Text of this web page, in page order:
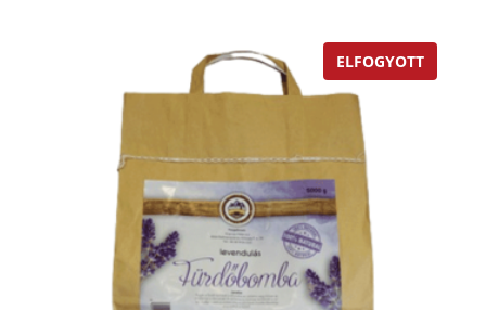
több
variációja
A
változatok
a
termékoldalon
ELFOGYOTT